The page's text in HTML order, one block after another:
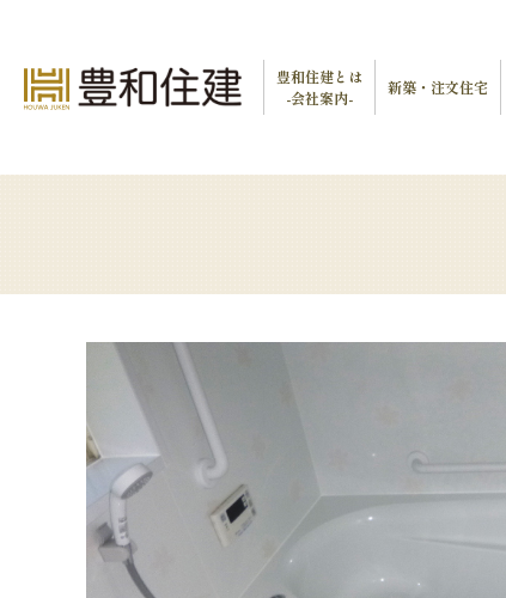
豊和住建とは
-会社案内-
新築・注文住宅